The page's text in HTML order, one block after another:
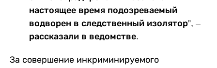
настоящее время подозреваемый
водворен в следственный изолятор”, –
рассказали в ведомстве.
За совершение инкриминируемого